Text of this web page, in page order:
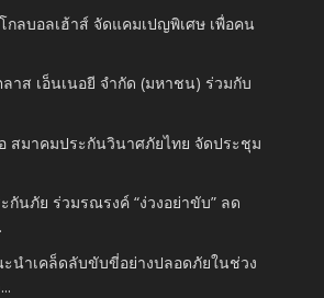
กลบอลเฮ้าส์ จัดแคมเปญพิเศษ เพื่อคน
าส เอ็นเนอยี จำกัด (มหาชน) ร่วมกับ
สมาคมประกันวินาศภัยไทย จัดประชุม
กันภัย ร่วมรณรงค์ “ง่วงอย่าขับ” ลด
นำเคล็ดลับขับขี่อย่างปลอดภัยในช่วง